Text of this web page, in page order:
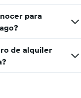
para
de alquiler